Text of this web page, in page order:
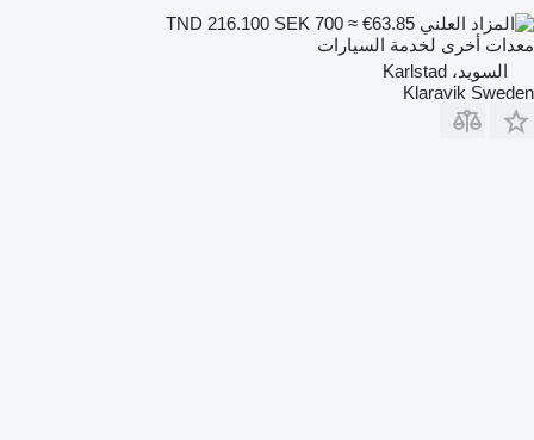
SEK 700 ≈ €63.85
معدات أخرى لخدمة السيارات
السويد، Karlstad
Klaravik Sweden